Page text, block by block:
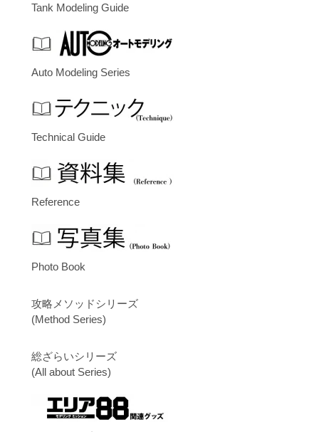
Tank Modeling Guide
Auto Modeling Series
Technical Guide
Reference
Photo Book
攻略メソッドシリーズ
(Method Series)
総ざらいシリーズ
(All about Series)